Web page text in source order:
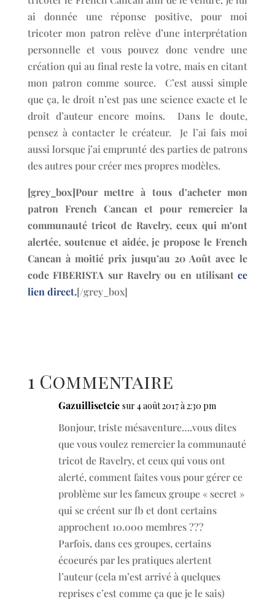
ai donnée une réponse positive, pour moi
tricoter mon patron relève d’une interprétation
personnelle et vous pouvez donc vendre une
création qui au final reste la votre, mais en citant
mon patron comme source. C’est aussi simple
que ça, le droit n’est pas une science exacte et le
droit d’auteur encore moins. Dans le doute,
pensez à contacter le créateur. Je l’ai fais moi
aussi lorsque j’ai emprunté des parties de patrons
des autres pour créer mes propres modèles.
[grey_box]Pour mettre à tous d’acheter mon
patron French Cancan et pour remercier la
communauté tricot de Ravelry, ceux qui m’ont
alertée, soutenue et aidée, je propose le French
Cancan à moitié prix jusqu’au 20 Août avec le
code FIBERISTA sur Ravelry ou en utilisantce
lien direct.[/grey_box]
1 Commentaire
Gazuillisetcie sur 4 août 2017 à 2:30 pm
Bonjour, triste mésaventure….vous dites
que vous voulez remercier la communauté
tricot de Ravelry, et ceux qui vous ont
alerté, comment faites vous pour gérer ce
problème sur les fameux groupe « secret »
qui se créent sur fb et dont certains
approchent 10.000 membres ???
Parfois, dans ces groupes, certains
écoeurés par les pratiques alertent
l’auteur (cela m’est arrivé à quelques
reprises c’est comme ça que je le sais)